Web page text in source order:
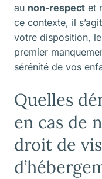
au non-respect et
ce contexte, il
votre disposition,
premier
sérénité de vos
Quelles
en cas de
droit de